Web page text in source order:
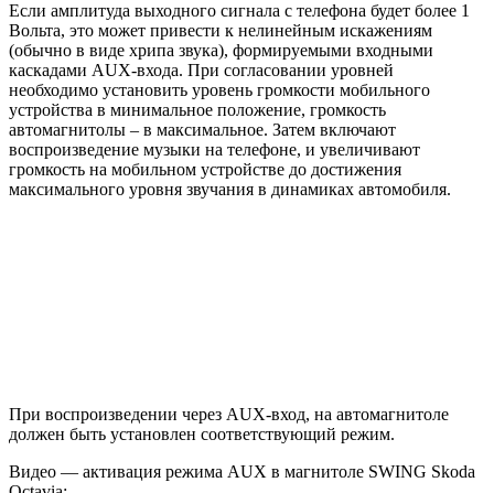
Если амплитуда выходного сигнала с телефона будет более 1
Вольта, это может привести к нелинейным искажениям
(обычно в виде хрипа звука), формируемыми входными
каскадами AUX-входа. При согласовании уровней
необходимо установить уровень громкости мобильного
устройства в минимальное положение, громкость
автомагнитолы – в максимальное. Затем включают
воспроизведение музыки на телефоне, и увеличивают
громкость на мобильном устройстве до достижения
максимального уровня звучания в динамиках автомобиля.
При воспроизведении через AUX-вход, на автомагнитоле
должен быть установлен соответствующий режим.
Видео — активация режима AUX в магнитоле SWING Skoda